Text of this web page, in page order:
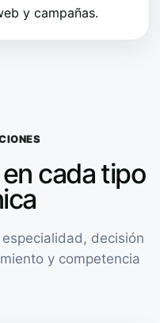
y campañas.
cada tipo
decisión
y competencia